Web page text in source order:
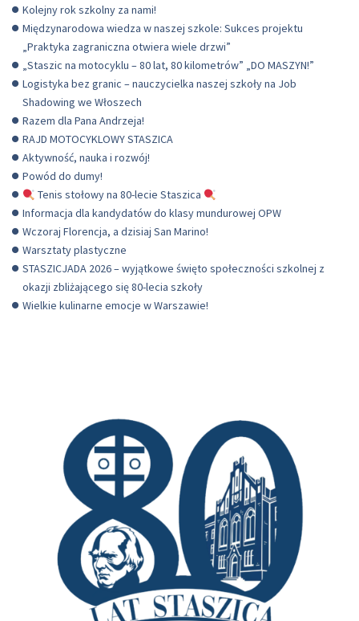
Kolejny rok szkolny za nami!
Międzynarodowa wiedza w naszej szkole: Sukces projektu
„Praktyka zagraniczna otwiera wiele drzwi”
„Staszic na motocyklu – 80 lat, 80 kilometrów” „DO MASZYN!”
Logistyka bez granic – nauczycielka naszej szkoły na Job
Shadowing we Włoszech
Razem dla Pana Andrzeja!
RAJD MOTOCYKLOWY STASZICA
Aktywność, nauka i rozwój!
Powód do dumy!
Tenis stołowy na 80-lecie Staszica
Informacja dla kandydatów do klasy mundurowej OPW
Wczoraj Florencja, a dzisiaj San Marino!
Warsztaty plastyczne
STASZICJADA 2026 – wyjątkowe święto społeczności szkolnej z
okazji zbliżającego się 80-lecia szkoły
Wielkie kulinarne emocje w Warszawie!